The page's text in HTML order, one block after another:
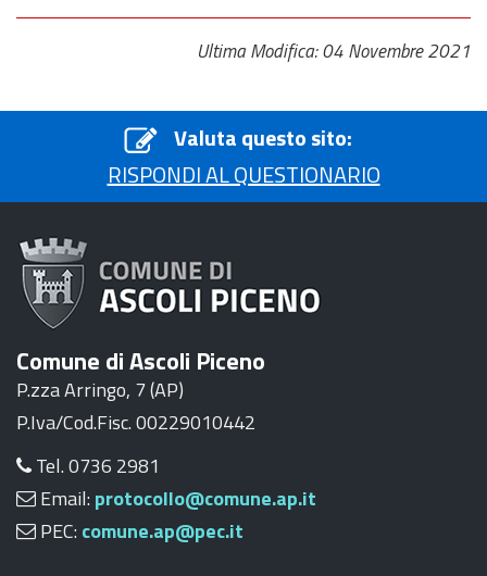
Ultima Modifica: 04 Novembre 2021
Valuta questo sito:
RISPONDI AL QUESTIONARIO
Comune di Ascoli Piceno
P.zza Arringo, 7 (AP)
P.Iva/Cod.Fisc. 00229010442
Tel. 0736 2981
Email: protocollo@comune.ap.it
PEC: comune.ap@pec.it